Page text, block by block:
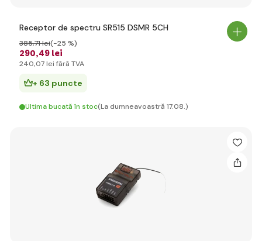
Receptor de spectru SR515 DSMR 5CH
290,49 lei
385,71 lei(-25 %)
240,07 lei fără TVA
+ 63 puncte
Ultima bucată în stoc(La dumneavoastră 17.08.)